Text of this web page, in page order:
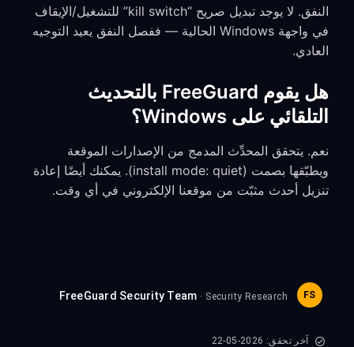
النفق. لا يوجد تبديل صريح “kill switch” للتشغيل/الإيقاف
في واجهة Windows الحالية — ففصل النفق يعيد التوجيه
العادي.
هل يقوم FreeGuard بالتحديث
التلقائي على Windows؟
نعم. يتحقق المحدِّث المدمج من الإصدارات الموقعة
ويطبّقها بصمت (install mode: quiet). يمكنك أيضًا إعادة
تنزيل أحدث مثبّت من موقعنا الإلكتروني في أي وقت.
FS
FreeGuard Security Team · Security Research
آخر تحقق: 2026-05-22